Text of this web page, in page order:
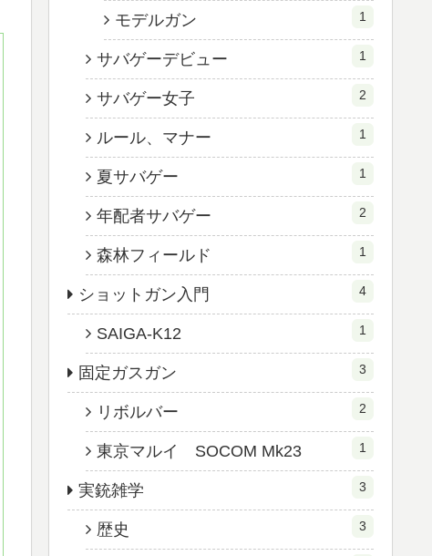
モデルガン 1
サバゲーデビュー 1
サバゲー女子 2
ルール、マナー 1
夏サバゲー 1
年配者サバゲー 2
森林フィールド 1
ショットガン入門 4
SAIGA-K12 1
固定ガスガン 3
リボルバー 2
東京マルイ SOCOM Mk23 1
実銃雑学 3
歴史 3